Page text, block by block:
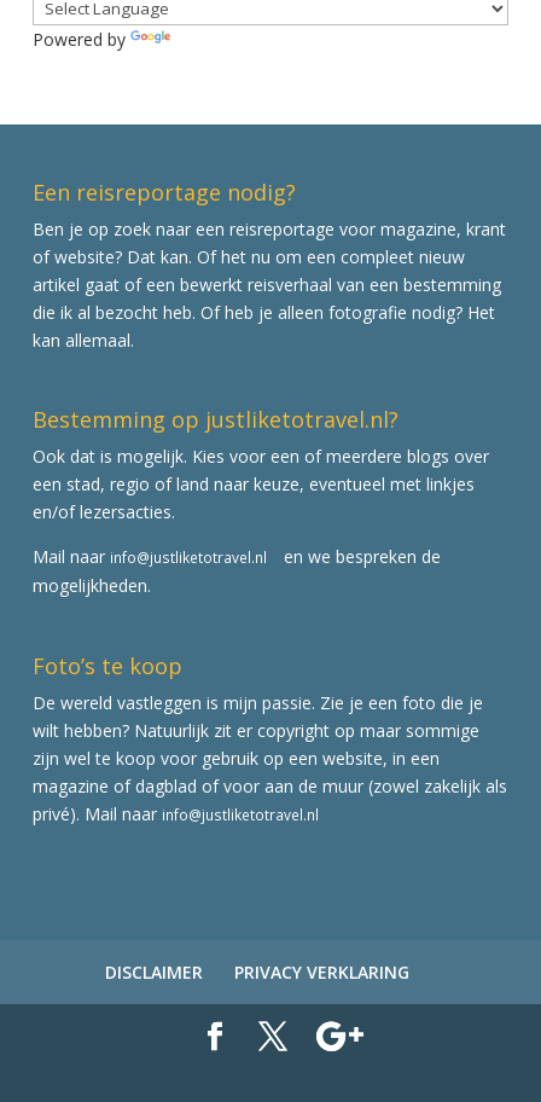
Powered by
Een reisreportage nodig?
Ben je op zoek naar een reisreportage voor magazine, krant
of website? Dat kan. Of het nu om een compleet nieuw
artikel gaat of een bewerkt reisverhaal van een bestemming
die ik al bezocht heb. Of heb je alleen fotografie nodig? Het
kan allemaal.
Bestemming op justliketotravel.nl?
Ook dat is mogelijk. Kies voor een of meerdere blogs over
een stad, regio of land naar keuze, eventueel met linkjes
en/of lezersacties.
Mail naar info@justliketotravel.nl
en we bespreken de
mogelijkheden.
Foto’s te koop
De wereld vastleggen is mijn passie. Zie je een foto die je
wilt hebben? Natuurlijk zit er copyright op maar sommige
zijn wel te koop voor gebruik op een website, in een
magazine of dagblad of voor aan de muur (zowel zakelijk als
privé). Mail naar info@justliketotravel.nl
DISCLAIMER PRIVACY VERKLARING